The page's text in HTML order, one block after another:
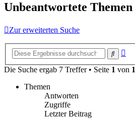
Unbeantwortete Themen
Zur erweiterten Suche
Suche
Die Suche ergab 7 Treffer • Seite 1 von 1
Themen
Antworten
Zugriffe
Letzter Beitrag